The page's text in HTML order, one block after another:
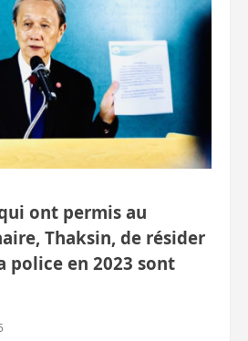
ont permis au
Thaksin, de résider
police en 2023 sont